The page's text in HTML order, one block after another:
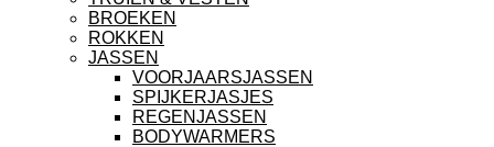
BROEKEN
ROKKEN
JASSEN
VOORJAARSJASSEN
SPIJKERJASJES
REGENJASSEN
BODYWARMERS